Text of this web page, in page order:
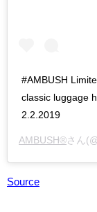
#AMBUSH
classic luggage
2.2.2019
AMBUSH®さん
Source